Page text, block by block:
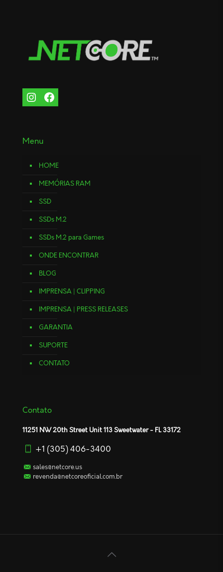
Menu
HOME
MEMÓRIAS RAM
SSD
SSDs M.2
SSDs M.2 para Games
ONDE ENCONTRAR
BLOG
IMPRENSA | CLIPPING
IMPRENSA | PRESS RELEASES
GARANTIA
SUPORTE
CONTATO
Contato
11251 NW 20th Street Unit 113 Sweetwater - FL 33172
+1 (305) 406-3400
sales@netcore.us
revenda@netcoreoficial.com.br